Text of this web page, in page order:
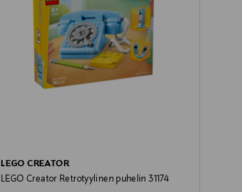
LEGO CREATOR
LEGO Creator Retrotyylinen puhelin 31174